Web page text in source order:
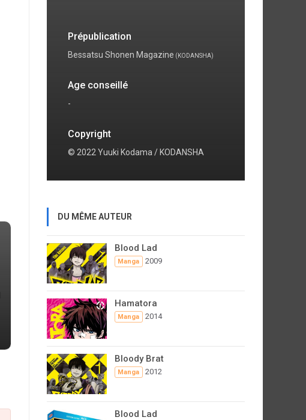
Prépublication
Bessatsu Shonen Magazine (KODANSHA)
Age conseillé
-
Copyright
© 2022 Yuuki Kodama / KODANSHA
DU MÊME AUTEUR
Blood Lad
Manga 2009
Hamatora
Manga 2014
Bloody Brat
Manga 2012
Blood Lad